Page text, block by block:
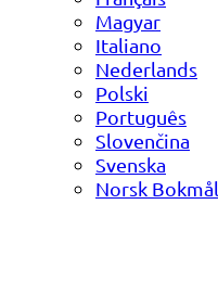
Magyar
Italiano
Nederlands
Polski
Português
Slovenčina
Svenska
Norsk Bokmål